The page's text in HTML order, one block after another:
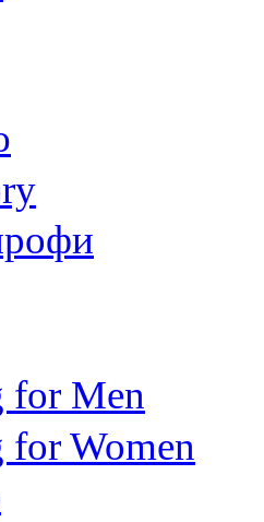
for Men
Women